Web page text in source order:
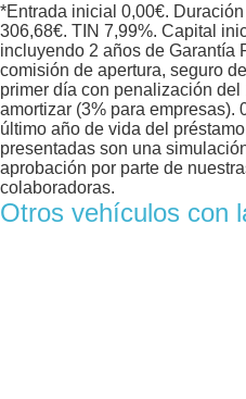
*Entrada inicial 0,00€. Duración
306,68€. TIN 7,99%. Capital
incluyendo 2 años de Garantía
comisión de apertura, seguro
primer día con penalización
amortizar (3% para empresas).
último año de vida del
presentadas son una
aprobación por parte de
colaboradoras.
Otros vehículos con